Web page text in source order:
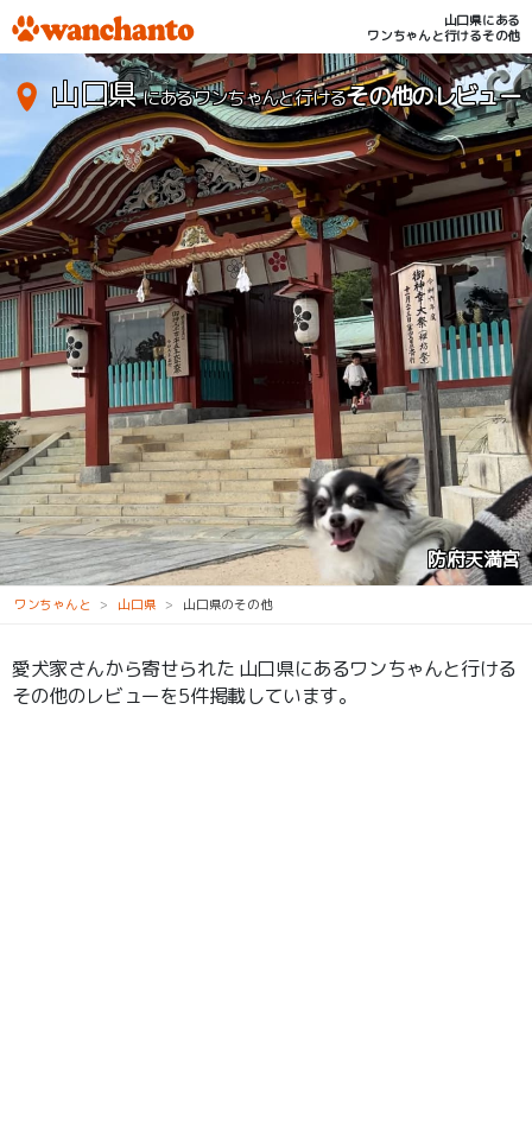
山口県にある
ワンちゃんと行けるその他
広島東洋カープ由宇練習場
山口県にあるワンちゃんと行けるその他のレビュー
ワンちゃんと 山口県 山口県のその他
愛犬家さんから寄せられた 山口県にあるワンちゃんと行ける
その他のレビューを5件掲載しています。